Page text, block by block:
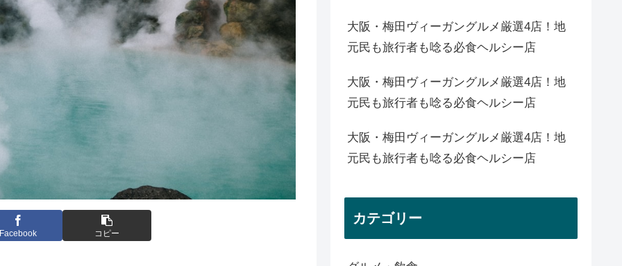
Facebook コピー
大阪・梅田ヴィーガングルメ厳選4店！地
元民も旅行者も唸る必食ヘルシー店
大阪・梅田ヴィーガングルメ厳選4店！地
元民も旅行者も唸る必食ヘルシー店
大阪・梅田ヴィーガングルメ厳選4店！地
元民も旅行者も唸る必食ヘルシー店
カテゴリー